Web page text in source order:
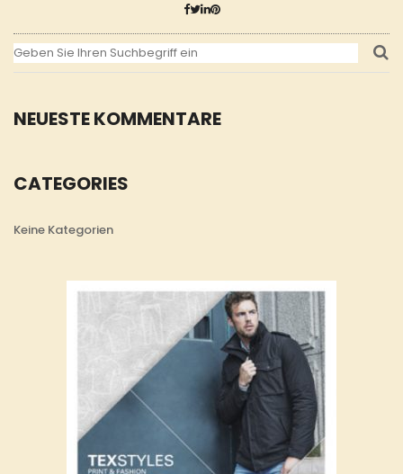
NEUESTE KOMMENTARE
CATEGORIES
Keine Kategorien